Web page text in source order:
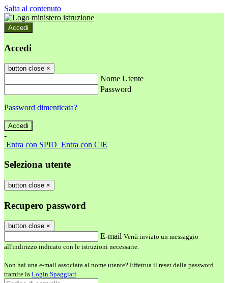
Salta al contenuto
Accedi
Accedi
button close ×
Nome Utente
Password
Password dimenticata?
-
Entra con SPID Entra con CIE
Seleziona utente
button close ×
Recupero password
button close ×
E-mail Verrà inviato un messaggio
all'indirizzo indicato con le istruzioni necessarie.
Non hai una e-mail associata al nome utente? Effettua il reset della password
tramite la Login Spaggiari